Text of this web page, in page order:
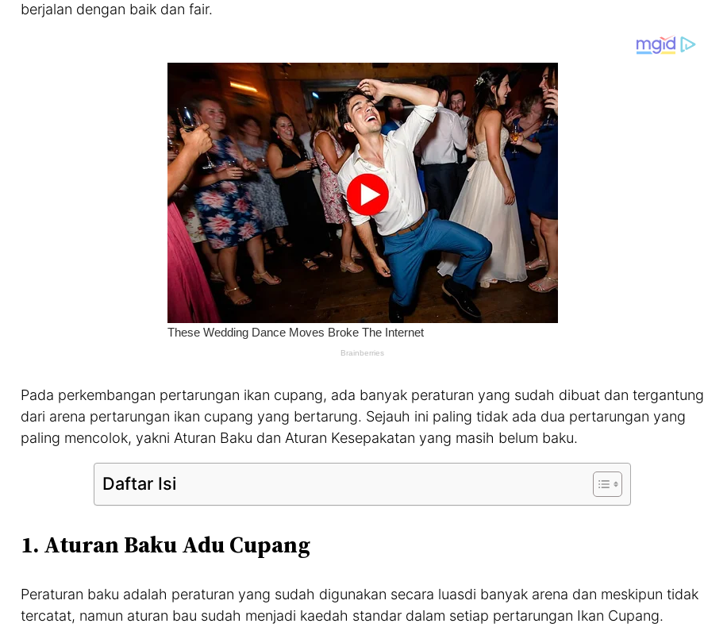
berjalan dengan baik dan fair.
Pada perkembangan pertarungan ikan cupang, ada banyak peraturan yang sudah dibuat dan tergantung
dari arena pertarungan ikan cupang yang bertarung. Sejauh ini paling tidak ada dua pertarungan yang
paling mencolok, yakni Aturan Baku dan Aturan Kesepakatan yang masih belum baku.
Daftar Isi
1. Aturan Baku Adu Cupang
Peraturan baku adalah peraturan yang sudah digunakan secara luasdi banyak arena dan meskipun tidak
tercatat, namun aturan bau sudah menjadi kaedah standar dalam setiap pertarungan Ikan Cupang.